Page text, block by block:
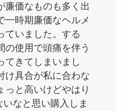
廉価なものも多く出
一時期廉価なヘルメ
ていました。する
の使用で頭痛を伴う
てきてしまいまし
け具合が私に合わな
っと高いけどやはり
いなと思い購入しま